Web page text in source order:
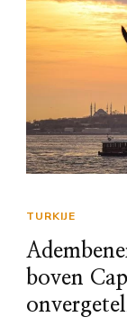
TURKIJE
boven